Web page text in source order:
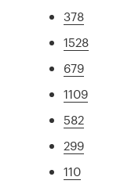
378
1528
679
1109
582
299
110